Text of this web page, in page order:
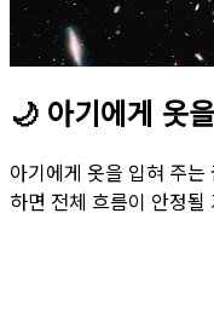
🌙 아기에게 옷
아기에게 옷을 입혀 주
하면 전체 흐름이 안정